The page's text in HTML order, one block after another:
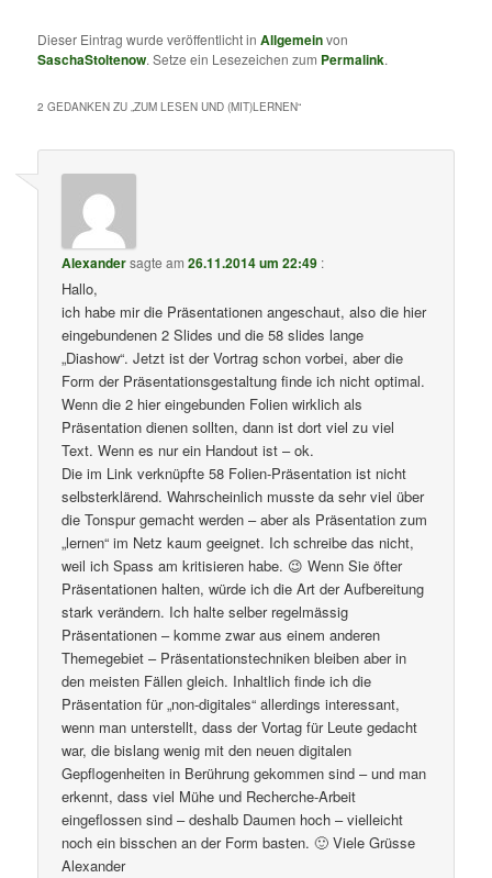
Dieser Eintrag wurde veröffentlicht inAllgemeinvon
SaschaStoltenow. Setze ein Lesezeichen zum Permalink.
2 GEDANKEN ZU „ZUM LESEN UND (MIT)LERNEN“
Alexandersagte am26.11.2014 um 22:49 :
Hallo,
ich habe mir die Präsentationen angeschaut, also die hier
eingebundenen 2 Slides und die 58 slides lange
„Diashow“. Jetzt ist der Vortrag schon vorbei, aber die
Form der Präsentationsgestaltung finde ich nicht optimal.
Wenn die 2 hier eingebunden Folien wirklich als
Präsentation dienen sollten, dann ist dort viel zu viel
Text. Wenn es nur ein Handout ist – ok.
Die im Link verknüpfte 58 Folien-Präsentation ist nicht
selbsterklärend. Wahrscheinlich musste da sehr viel über
die Tonspur gemacht werden – aber als Präsentation zum
„lernen“ im Netz kaum geeignet. Ich schreibe das nicht,
weil ich Spass am kritisieren habe. 😉 Wenn Sie öfter
Präsentationen halten, würde ich die Art der Aufbereitung
stark verändern. Ich halte selber regelmässig
Präsentationen – komme zwar aus einem anderen
Themegebiet – Präsentationstechniken bleiben aber in
den meisten Fällen gleich. Inhaltlich finde ich die
Präsentation für „non-digitales“ allerdings interessant,
wenn man unterstellt, dass der Vortag für Leute gedacht
war, die bislang wenig mit den neuen digitalen
Gepflogenheiten in Berührung gekommen sind – und man
erkennt, dass viel Mühe und Recherche-Arbeit
eingeflossen sind – deshalb Daumen hoch – vielleicht
noch ein bisschen an der Form basten. 🙂 Viele Grüsse
Alexander